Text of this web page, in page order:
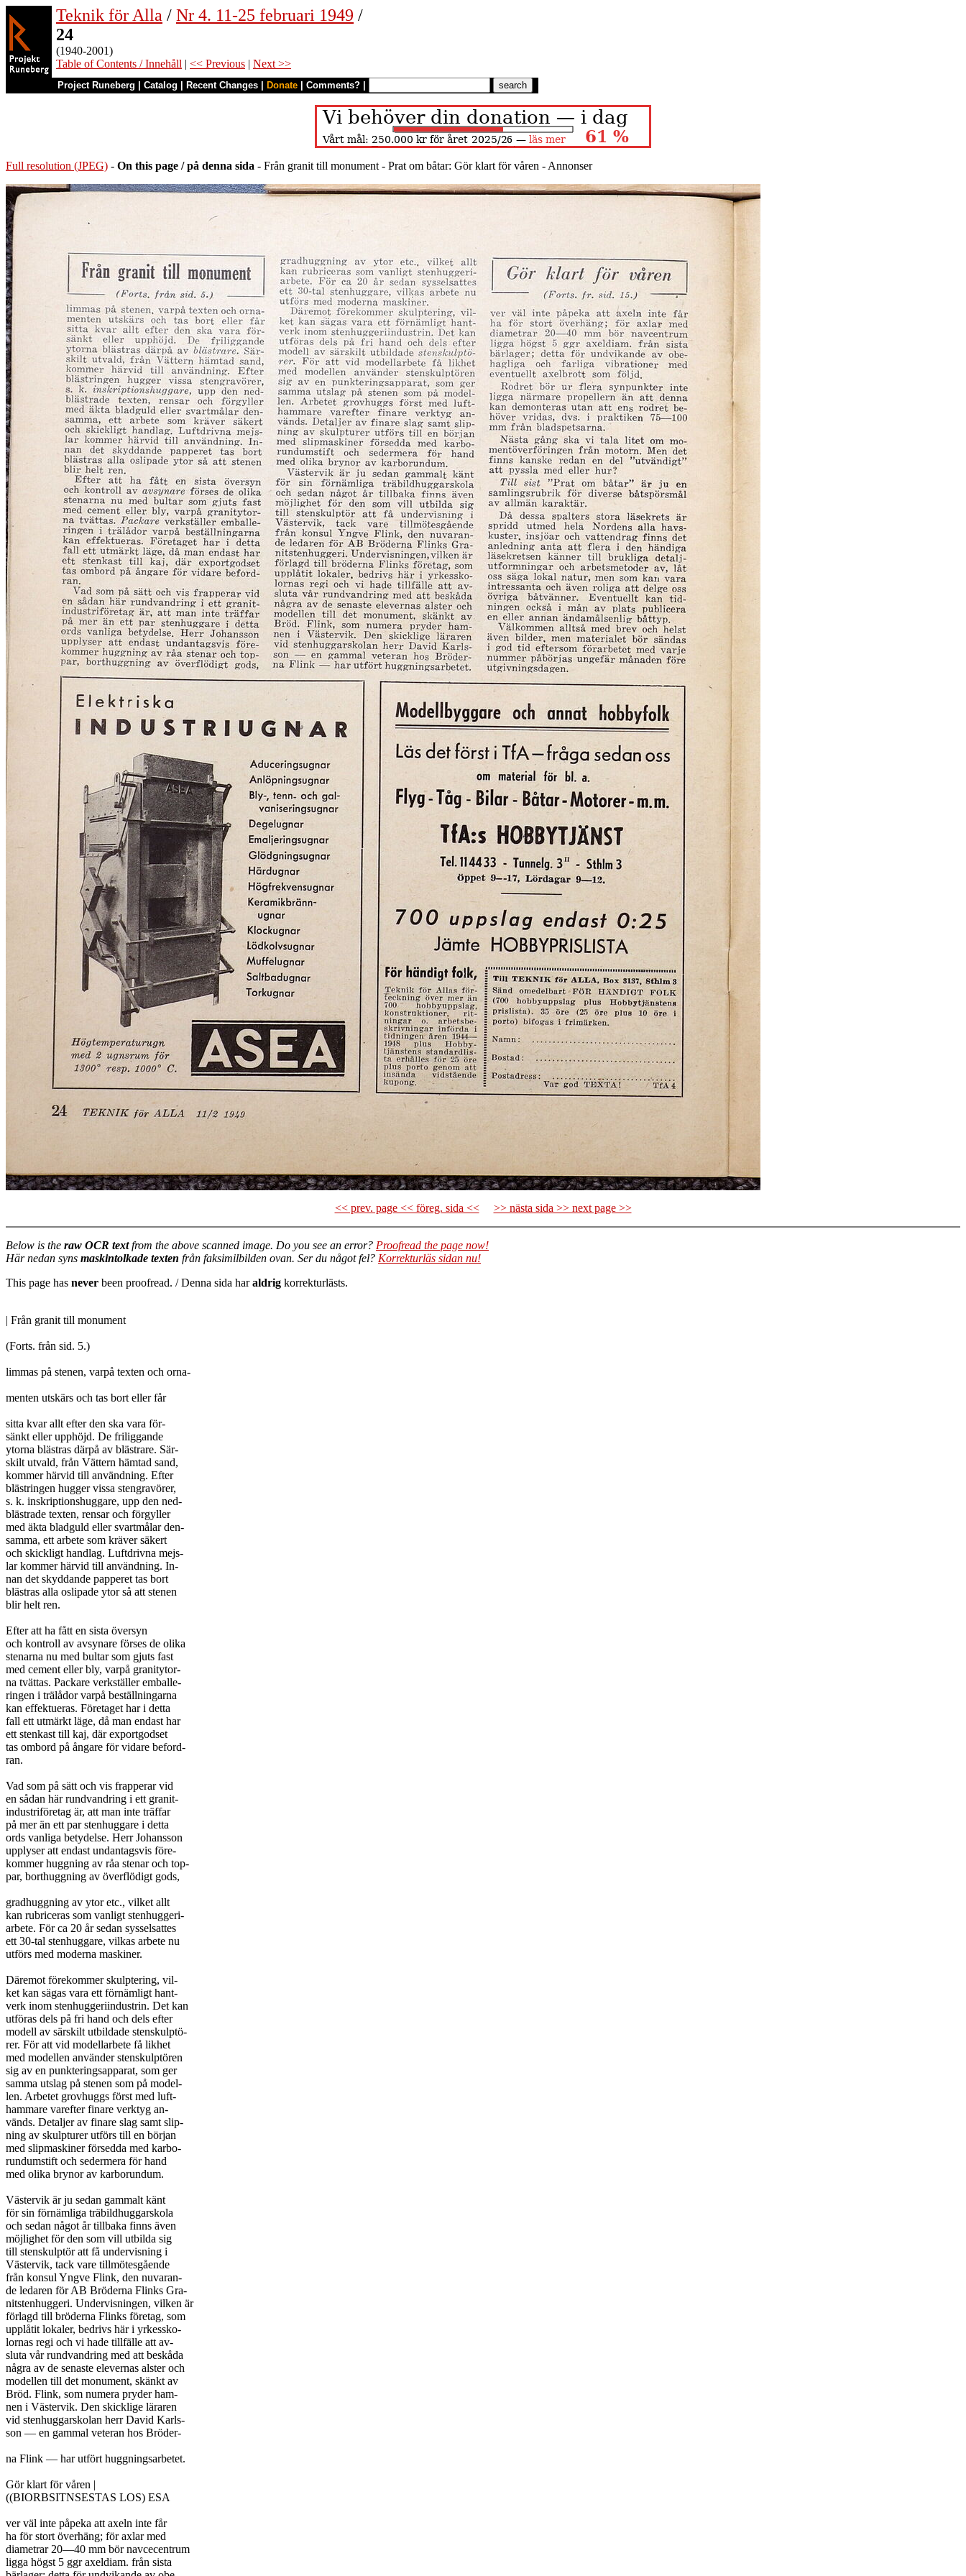
Teknik för Alla / Nr 4. 11-25 februari 1949 /
24
(1940-2001)
Table of Contents / Innehåll | << Previous | Next >>
Project Runeberg Catalog Recent Changes Donate Comments?
Full resolution (JPEG) - On this page / på denna sida - Från granit till monument - Prat om båtar: Gör klart för våren - Annonser
<< prev. page << föreg. sida << >> nästa sida >> next page >>
Below is the raw OCR textfrom the above scanned image. Do you see an error? Proofread the page now!
Här nedan syns maskintolkade texten från faksimilbilden ovan. Ser du något fel? Korrekturläs sidan nu!
This page has never been proofread. / Denna sida haraldrig korrekturlästs.
| Från granit till monument
(Forts. från sid. 5.)
limmas på stenen, varpå texten och orna-
menten utskärs och tas bort eller får
sitta kvar allt efter den ska vara för-
sänkt eller upphöjd. De friliggande
ytorna blästras därpå av blästrare. Sär-
skilt utvald, från Vättern hämtad sand,
kommer härvid till användning. Efter
blästringen hugger vissa stengravörer,
s. k. inskriptionshuggare, upp den ned-
blästrade texten, rensar och förgyller
med äkta bladguld eller svartmålar den-
samma, ett arbete som kräver säkert
och skickligt handlag. Luftdrivna mejs-
lar kommer härvid till användning. In-
nan det skyddande papperet tas bort
blästras alla oslipade ytor så att stenen
blir helt ren.
Efter att ha fått en sista översyn
och kontroll av avsynare förses de olika
stenarna nu med bultar som gjuts fast
med cement eller bly, varpå granitytor-
na tvättas. Packare verkställer emballe-
ringen i trälådor varpå beställningarna
kan effektueras. Företaget har i detta
fall ett utmärkt läge, då man endast har
ett stenkast till kaj, där exportgodset
tas ombord på ångare för vidare beford-
ran.
Vad som på sätt och vis frapperar vid
en sådan här rundvandring i ett granit-
industriföretag är, att man inte träffar
på mer än ett par stenhuggare i detta
ords vanliga betydelse. Herr Johansson
upplyser att endast undantagsvis före-
kommer huggning av råa stenar och top-
par, borthuggning av överflödigt gods,
gradhuggning av ytor etc., vilket allt
kan rubriceras som vanligt stenhuggeri-
arbete. För ca 20 år sedan sysselsattes
ett 30-tal stenhuggare, vilkas arbete nu
utförs med moderna maskiner.
Däremot förekommer skulptering, vil-
ket kan sägas vara ett förnämligt hant-
verk inom stenhuggeriindustrin. Det kan
utföras dels på fri hand och dels efter
modell av särskilt utbildade stenskulptö-
rer. För att vid modellarbete få likhet
med modellen använder stenskulptören
sig av en punkteringsapparat, som ger
samma utslag på stenen som på model-
len. Arbetet grovhuggs först med luft-
hammare varefter finare verktyg an-
vänds. Detaljer av finare slag samt slip-
ning av skulpturer utförs till en början
med slipmaskiner försedda med karbo-
rundumstift och sedermera för hand
med olika brynor av karborundum.
Västervik är ju sedan gammalt känt
för sin förnämliga träbildhuggarskola
och sedan något år tillbaka finns även
möjlighet för den som vill utbilda sig
till stenskulptör att få undervisning i
Västervik, tack vare tillmötesgående
från konsul Yngve Flink, den nuvaran-
de ledaren för AB Bröderna Flinks Gra-
nitstenhuggeri. Undervisningen, vilken är
förlagd till bröderna Flinks företag, som
upplåtit lokaler, bedrivs här i yrkessko-
lornas regi och vi hade tillfälle att av-
sluta vår rundvandring med att beskåda
några av de senaste elevernas alster och
modellen till det monument, skänkt av
Bröd. Flink, som numera pryder ham-
nen i Västervik. Den skicklige läraren
vid stenhuggarskolan herr David Karls-
son — en gammal veteran hos Bröder-
na Flink — har utfört huggningsarbetet.
Gör klart för våren |
((BIORBSITNSESTAS LOS) ESA
ver väl inte påpeka att axeln inte får
ha för stort överhäng; för axlar med
diametrar 20—40 mm bör navcecentrum
ligga högst 5 ggr axeldiam. från sista